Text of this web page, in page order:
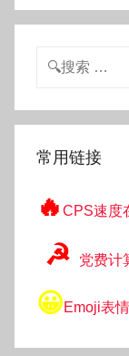
搜
常用链接
🔥 CPS速度
☭ 党费计
😀Emoji表